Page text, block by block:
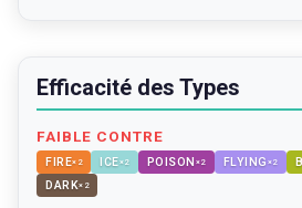
Efficacité des Types
FAIBLE CONTRE
FIRE× 2 ICE×2 POISON ×2 FLYING ×2
DARK× 2